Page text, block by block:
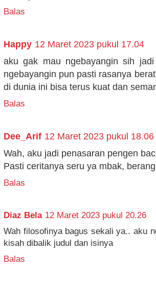
Balas
Happy 12 Maret 2023 pukul 17.04
aku gak mau ngebayangin sih
ngebayangin pun pasti rasanya
di dunia ini bisa terus kuat dan
Balas
Dee_Arif 12 Maret 2023 pukul 18.06
Wah, aku jadi penasaran pengen
Pasti ceritanya seru ya mbak,
Balas
Diaz Bela 12 Maret 2023 pukul 20.26
Wah filosofinya bagus sekali ya.. aku
kisah dibalik judul dan isinya
Balas